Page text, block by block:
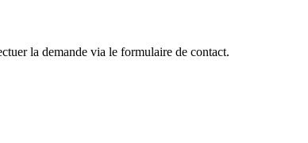
la demande via le formulaire de contact.